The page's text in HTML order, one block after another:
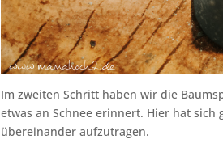
Im zweiten Schritt haben wir die
etwas an Schnee erinnert. Hier hat sich
übereinander aufzutragen.